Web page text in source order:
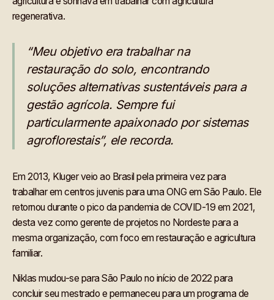
regenerativa.
“Meu objetivo era trabalhar na
restauração do solo, encontrando
soluções alternativas sustentáveis para a
gestão agrícola. Sempre fui
particularmente apaixonado por sistemas
agroflorestais”, ele recorda.
Em 2013, Kluger veio ao Brasil pela primeira vez para
trabalhar em centros juvenis para uma ONG em São Paulo. Ele
retornou durante o pico da pandemia de COVID-19 em 2021,
desta vez como gerente de projetos no Nordeste para a
mesma organização, com foco em restauração e agricultura
familiar.
Niklas mudou-se para São Paulo no início de 2022 para
concluir seu mestrado e permaneceu para um programa de